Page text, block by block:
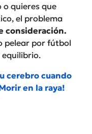
quieres que
el problema
consideración.
pelear por fútbol
cerebro cuando
en la raya!